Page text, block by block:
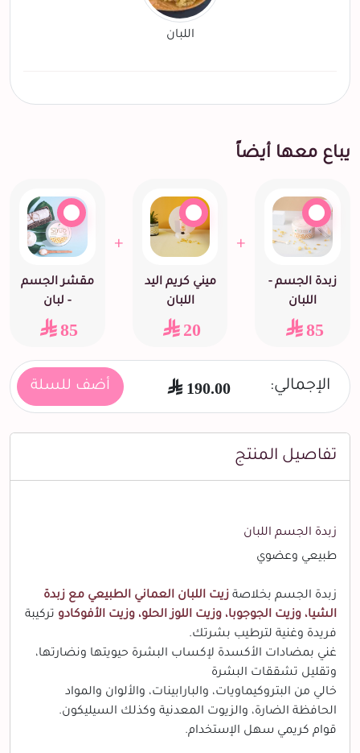
اللبان
يباع معها أيضاً
زبدة الجسم -
اللبان
85
+
ميني كريم اليد
اللبان
20
+
مقشر الجسم
- لبان
85
الإجمالي: 190.00 أضف للسلة
تفاصيل المنتج
زبدة الجسم اللبان
طبيعي وعضوي
زبدة الجسم بخلاصة زيت اللبان العماني الطبيعي مع زبدة
الشيا، وزيت الجوجوبا، وزيت اللوز الحلو، وزيت الأفوكادو تركيبة
فريدة وغنية لترطيب بشرتك.
غني بمضادات الأكسدة لإكساب البشرة حيويتها ونضارتها،
وتقليل تشققات البشرة
خالي من البتروكيماويات، والبارابينات، والألوان والمواد
الحافظة الضارة، والزيوت المعدنية وكذلك السيليكون.
قوام كريمي سهل الإستخدام.